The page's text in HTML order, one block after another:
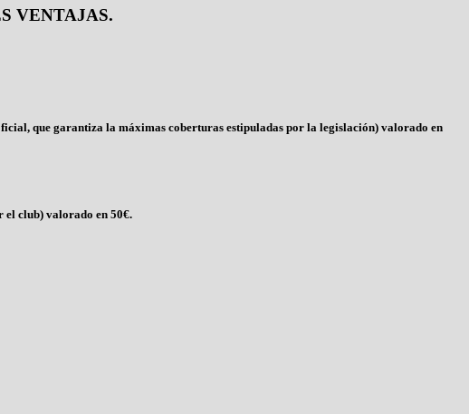
VENTAJAS.
que garantiza la máximas coberturas estipuladas por la legislación) valorado en
el club) valorado en 50€.